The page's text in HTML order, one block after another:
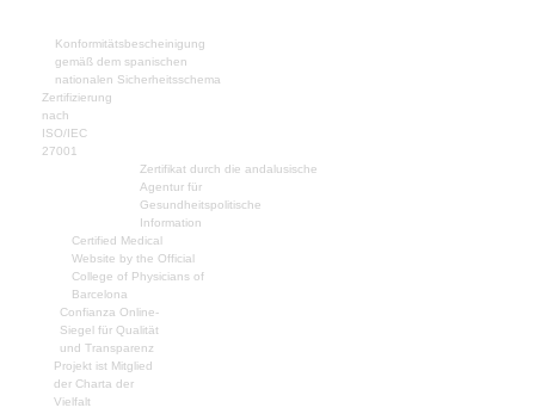
Konformitätsbescheinigung
gemäß dem spanischen
nationalen Sicherheitsschema
Zertifizierung
nach
ISO/IEC
27001
Zertifikat durch die andalusische
Agentur für
Gesundheitspolitische
Information
Certified Medical
Website by the Official
College of Physicians of
Barcelona
Confianza Online-
Siegel für Qualität
und Transparenz
Projekt ist Mitglied
der Charta der
Vielfalt